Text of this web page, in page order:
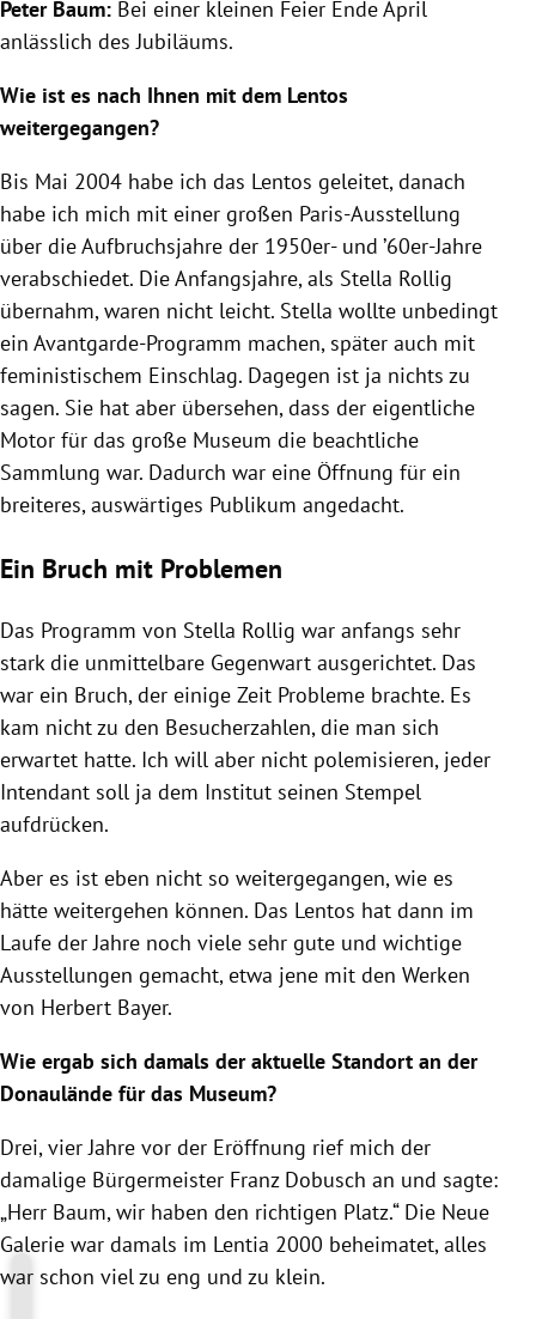
Peter Baum: Bei einer kleinen Feier Ende April
anlässlich des Jubiläums.
Wie ist es nach Ihnen mit dem Lentos
weitergegangen?
Bis Mai 2004 habe ich das Lentos geleitet, danach
habe ich mich mit einer großen Paris-Ausstellung
über die Aufbruchsjahre der 1950er- und ’60er-Jahre
verabschiedet. Die Anfangsjahre, als Stella Rollig
übernahm, waren nicht leicht. Stella wollte unbedingt
ein Avantgarde-Programm machen, später auch mit
feministischem Einschlag. Dagegen ist ja nichts zu
sagen. Sie hat aber übersehen, dass der eigentliche
Motor für das große Museum die beachtliche
Sammlung war. Dadurch war eine Öffnung für ein
breiteres, auswärtiges Publikum angedacht.
Ein Bruch mit Problemen
Das Programm von Stella Rollig war anfangs sehr
stark die unmittelbare Gegenwart ausgerichtet. Das
war ein Bruch, der einige Zeit Probleme brachte. Es
kam nicht zu den Besucherzahlen, die man sich
erwartet hatte. Ich will aber nicht polemisieren, jeder
Intendant soll ja dem Institut seinen Stempel
aufdrücken.
Aber es ist eben nicht so weitergegangen, wie es
hätte weitergehen können. Das Lentos hat dann im
Laufe der Jahre noch viele sehr gute und wichtige
Ausstellungen gemacht, etwa jene mit den Werken
von Herbert Bayer.
Wie ergab sich damals der aktuelle Standort an der
Donaulände für das Museum?
Drei, vier Jahre vor der Eröffnung rief mich der
damalige Bürgermeister Franz Dobusch an und sagte:
„Herr Baum, wir haben den richtigen Platz.“ Die Neue
Galerie war damals im Lentia 2000 beheimatet, alles
war schon viel zu eng und zu klein.